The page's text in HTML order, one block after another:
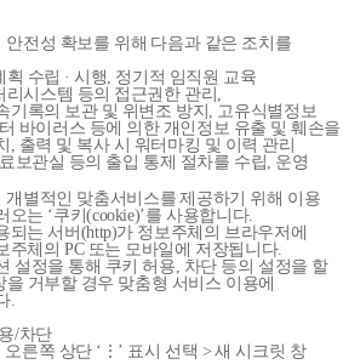
전성 확보를 위해 다음과 같은 조치를
수립 · 시행, 정기적 임직원 교육
시스템 등의 접근권한 관리,
기록의 보관 및 위변조 방지, 고유식별정보
바이러스 등에 의한 개인정보 유출 및 훼손을
, 출력 및 복사 시 워터마킹 및 이력 관리
보관실 등의 출입 통제 절차를 수립, 운영
별적인 맞춤서비스를 제공하기 위해 이용
는 ‘쿠키(cookie)’를 사용합니다.
되는 서버(http)가 정보주체의 브라우저에
주체의 PC 또는 모바일에 저장됩니다.
설정을 통해 쿠키 허용, 차단 등의 설정을 할
거부할 경우 맞춤형 서비스 이용에
.
/차단
오른쪽 상단 ‘⋮’ 표시 선택 > 새 시크릿 창